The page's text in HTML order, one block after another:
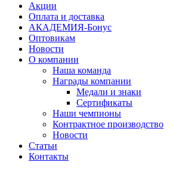
Акции
Оплата и доставка
АКАДЕМИЯ-Бонус
Оптовикам
Новости
О компании
Наша команда
Награды компании
Медали и знаки
Сертификаты
Наши чемпионы
Контрактное производство
Новости
Статьи
Контакты